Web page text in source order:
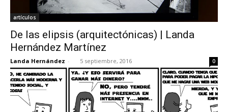
artículos
De las elipsis (arquitectónicas) | Landa
Hernández Martínez
Landa Hernández - 5 septiembre, 2016 0